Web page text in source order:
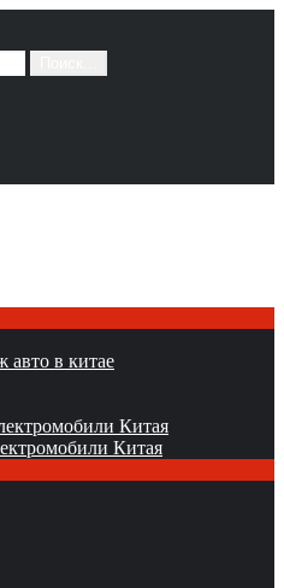
авто в китае
Китая
Китая